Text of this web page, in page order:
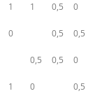
1 1 0,5 0
0 0,5 0,5
0,5 0,5 0
1 0 0,5